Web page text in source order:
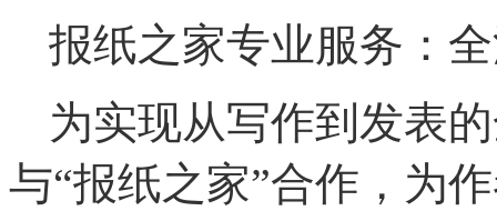
报纸之家专业服务：
为实现从写作到发表
与“报纸之家”合作，为